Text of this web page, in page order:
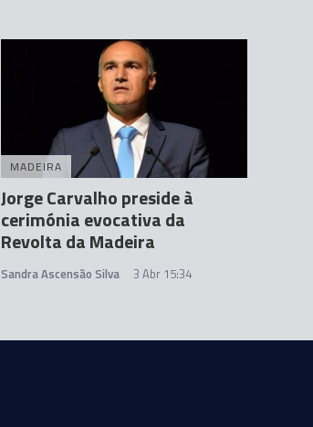
MADEIRA
Jorge Carvalho preside à
cerimónia evocativa da
Revolta da Madeira
Sandra Ascensão Silva 3 Abr 15:34